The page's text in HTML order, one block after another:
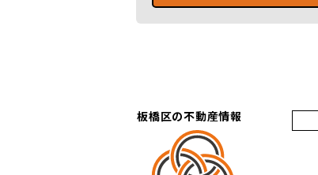
板橋区の不動産情報